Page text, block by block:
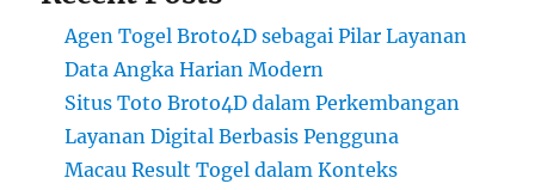
Agen Togel Broto4D sebagai Pilar Layanan
Data Angka Harian Modern
Situs Toto Broto4D dalam Perkembangan
Layanan Digital Berbasis Pengguna
Macau Result Togel dalam Konteks